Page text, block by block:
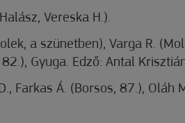
Vereska H.).
a szünetben), Varga R.
Gyuga. Edző: Antal
Farkas Á. (Borsos, 87.), Oláh